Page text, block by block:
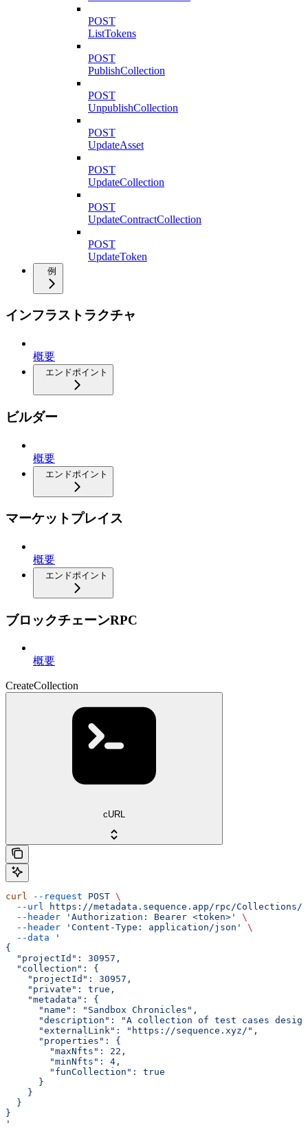
POST
ListTokens
POST
PublishCollection
POST
UnpublishCollection
POST
UpdateAsset
POST
UpdateCollection
POST
UpdateContractCollection
POST
UpdateToken
例
インフラストラクチャ
概要
エンドポイント
ビルダー
概要
エンドポイント
マーケットプレイス
概要
エンドポイント
ブロックチェーンRPC
概要
CreateCollection
cURL
curl --request POST \
  --url
https://metadata.sequence.app/rpc/Collections/
  --header
'Authorization: Bearer <token>'
\
  --header
'Content-Type: application/json'
\
  --data
'
{
  "projectId": 30957,
  "collection": {
    "projectId": 30957,
    "private": true,
    "metadata": {
      "name": "Sandbox Chronicles",
"description": "A collection of test cases
      "externalLink": "https://sequence.xyz/",
      "properties": {
        "maxNfts": 22,
        "minNfts": 4,
        "funCollection": true
      }
    }
  }
}
'